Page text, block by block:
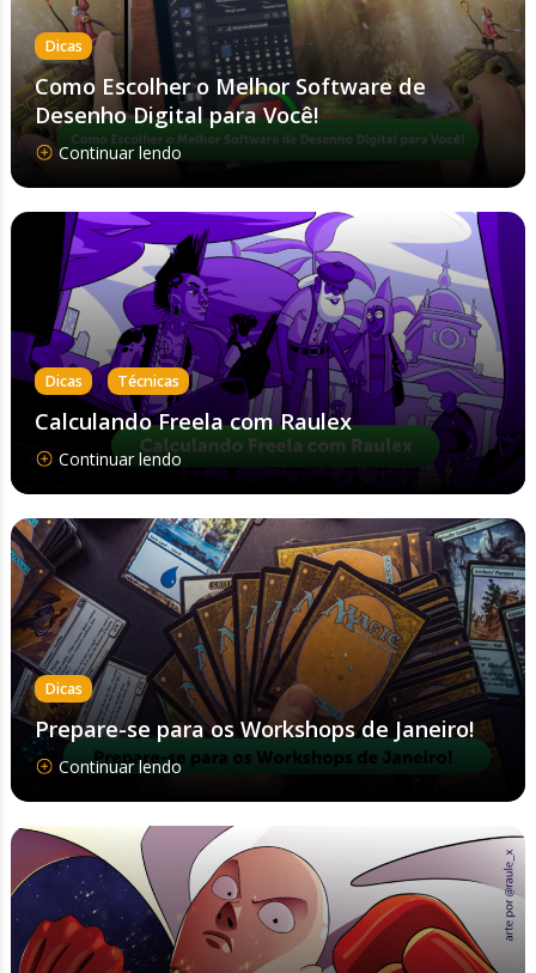
Dicas
Como Escolher o Melhor Software de
Desenho Digital para Você!
Continuar lendo
Dicas , Técnicas
Calculando Freela com Raulex
Continuar lendo
Dicas
Prepare-se para os Workshops de Janeiro!
Continuar lendo